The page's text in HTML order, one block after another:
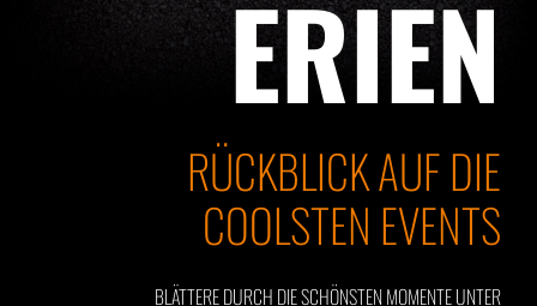
ERIEN
RÜCKBLICK AUF DIE
COOLSTEN EVENTS
BLÄTTERE DURCH DIE SCHÖNSTEN MOMENTE UNTER